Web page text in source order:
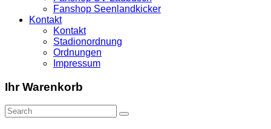
Fanshop Seenlandkicker
Kontakt
Kontakt
Stadionordnung
Ordnungen
Impressum
Ihr Warenkorb